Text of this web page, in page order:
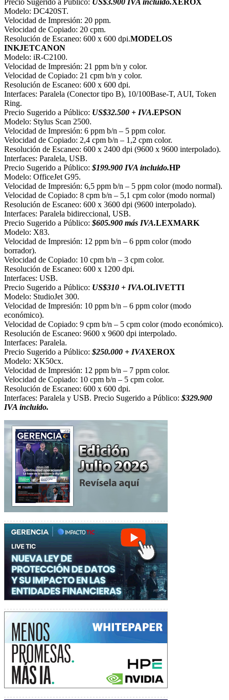
Modelo: DC420ST.
Velocidad de Impresión: 20 ppm.
Velocidad de Copiado: 20 cpm.
Resolución de Escaneo: 600 x 600 dpi.MODELOS
INKJETCANON
Modelo: iR-C2100.
Velocidad de Impresión: 21 ppm b/n y color.
Velocidad de Copiado: 21 cpm b/n y color.
Resolución de Escaneo: 600 x 600 dpi.
Interfaces: Paralela (Conector tipo B), 10/100Base-T, AUI, Token
Ring.
Precio Sugerido a Público: US$32.500 + IVA.EPSON
Modelo: Stylus Scan 2500.
Velocidad de Impresión: 6 ppm b/n – 5 ppm color.
Velocidad de Copiado: 2,4 cpm b/n – 1,2 cpm color.
Resolución de Escaneo: 600 x 2400 dpi (9600 x 9600 interpolado).
Interfaces: Paralela, USB.
Precio Sugerido a Público: $199.900 IVA incluido.HP
Modelo: OfficeJet G95.
Velocidad de Impresión: 6,5 ppm b/n – 5 ppm color (modo normal).
Velocidad de Copiado: 8 cpm b/n – 5,1 cpm color (modo normal)
Resolución de Escaneo: 600 x 3600 dpi (9600 interpolado).
Interfaces: Paralela bidireccional, USB.
Precio Sugerido a Público: $605.900 más IVA.LEXMARK
Modelo: X83.
Velocidad de Impresión: 12 ppm b/n – 6 ppm color (modo
borrador).
Velocidad de Copiado: 10 cpm b/n – 3 cpm color.
Resolución de Escaneo: 600 x 1200 dpi.
Interfaces: USB.
Precio Sugerido a Público: US$310 + IVA.OLIVETTI
Modelo: StudioJet 300.
Velocidad de Impresión: 10 ppm b/n – 6 ppm color (modo
económico).
Velocidad de Copiado: 9 cpm b/n – 5 cpm color (modo económico).
Resolución de Escaneo: 9600 x 9600 dpi interpolado.
Interfaces: Paralela.
Precio Sugerido a Público: $250.000 + IVAXEROX
Modelo: XK50cx.
Velocidad de Impresión: 12 ppm b/n – 7 ppm color.
Velocidad de Copiado: 10 cpm b/n – 5 cpm color.
Resolución de Escaneo: 600 x 600 dpi.
Interfaces: Paralela y USB. Precio Sugerido a Público: $329.900
IVA incluido.